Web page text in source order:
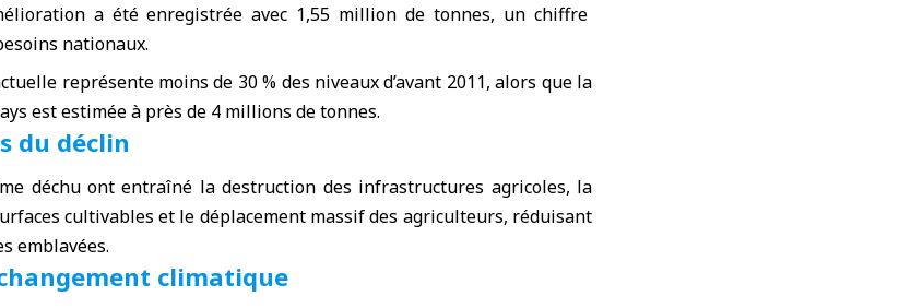
a été enregistrée avec 1,55 million de tonnes, un chiffre
nationaux.
représente moins de 30 % des niveaux d’avant 2011, alors que la
est estimée à près de 4 millions de tonnes.
du déclin
déchuont entraîné la destruction des infrastructures agricoles, la
cultivables et le déplacement massif des agriculteurs, réduisant
emblavées.
climatique